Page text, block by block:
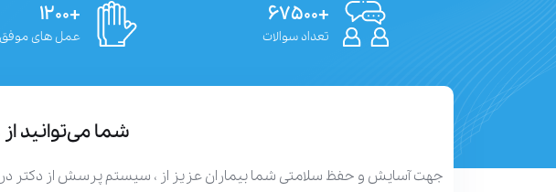
+۶۷۵۰۰
تعداد سوالات
+۱۲۰۰
عمل های موفق
شما می‌توانید
جهت آسایش و حفظ سلامتی شما بیماران عزیز از ، سیستم پرسش از دکتر